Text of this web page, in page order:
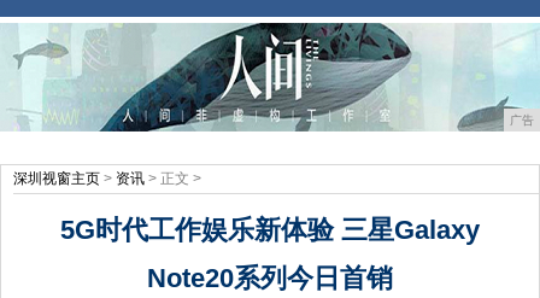
广告
深圳视窗主页 > 资讯 > 正文 >
5G时代工作娱乐新体验 三星Galaxy
Note20系列今日首销